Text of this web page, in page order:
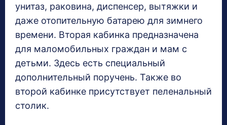
унитаз, раковина, диспенсер, вытяжки и
даже отопительную батарею для зимнего
времени. Вторая кабинка предназначена
для маломобильных граждан и мам с
детьми. Здесь есть специальный
дополнительный поручень. Также во
второй кабинке присутствует пеленальный
столик.